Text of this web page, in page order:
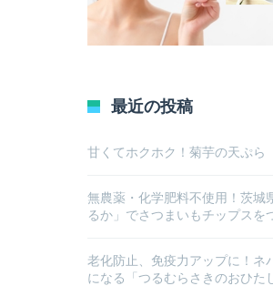
最近の投稿
甘くてホクホク！菊芋の天ぷら
無農薬・化学肥料不使用！茨城
るか」でさつまいもチップスを
老化防止、免疫力アップに！ネ
になる「つるむらさきのおひた